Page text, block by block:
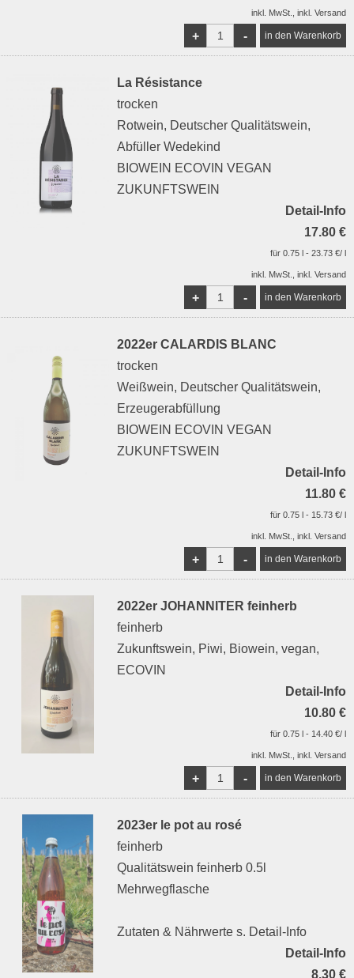
inkl. MwSt., inkl. Versand
-
+
La Résistance
trocken
Rotwein, Deutscher Qualitätswein,
Abfüller Wedekind
BIOWEIN ECOVIN VEGAN
ZUKUNFTSWEIN
Detail-Info
17.80 €
für 0.75 l - 23.73 €/ l
inkl. MwSt., inkl. Versand
-
+
2022er CALARDIS BLANC
trocken
Weißwein, Deutscher Qualitätswein,
Erzeugerabfüllung
BIOWEIN ECOVIN VEGAN
ZUKUNFTSWEIN
Detail-Info
11.80 €
für 0.75 l - 15.73 €/ l
inkl. MwSt., inkl. Versand
-
+
2022er JOHANNITER feinherb
feinherb
Zukunftswein, Piwi, Biowein, vegan,
ECOVIN
Detail-Info
10.80 €
für 0.75 l - 14.40 €/ l
inkl. MwSt., inkl. Versand
-
+
2023er le pot au rosé
feinherb
Qualitätswein feinherb 0.5l
Mehrwegflasche
Zutaten & Nährwerte s. Detail-Info
Detail-Info
8.30 €